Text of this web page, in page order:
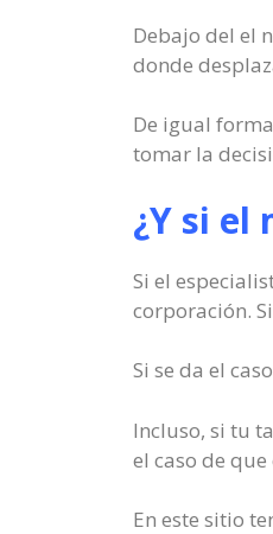
Debajo del el
donde
De igual
tomar la
¿Y si el
Si el
corporación.
Si se da el
Incluso, si tu
el caso de
En este sitio